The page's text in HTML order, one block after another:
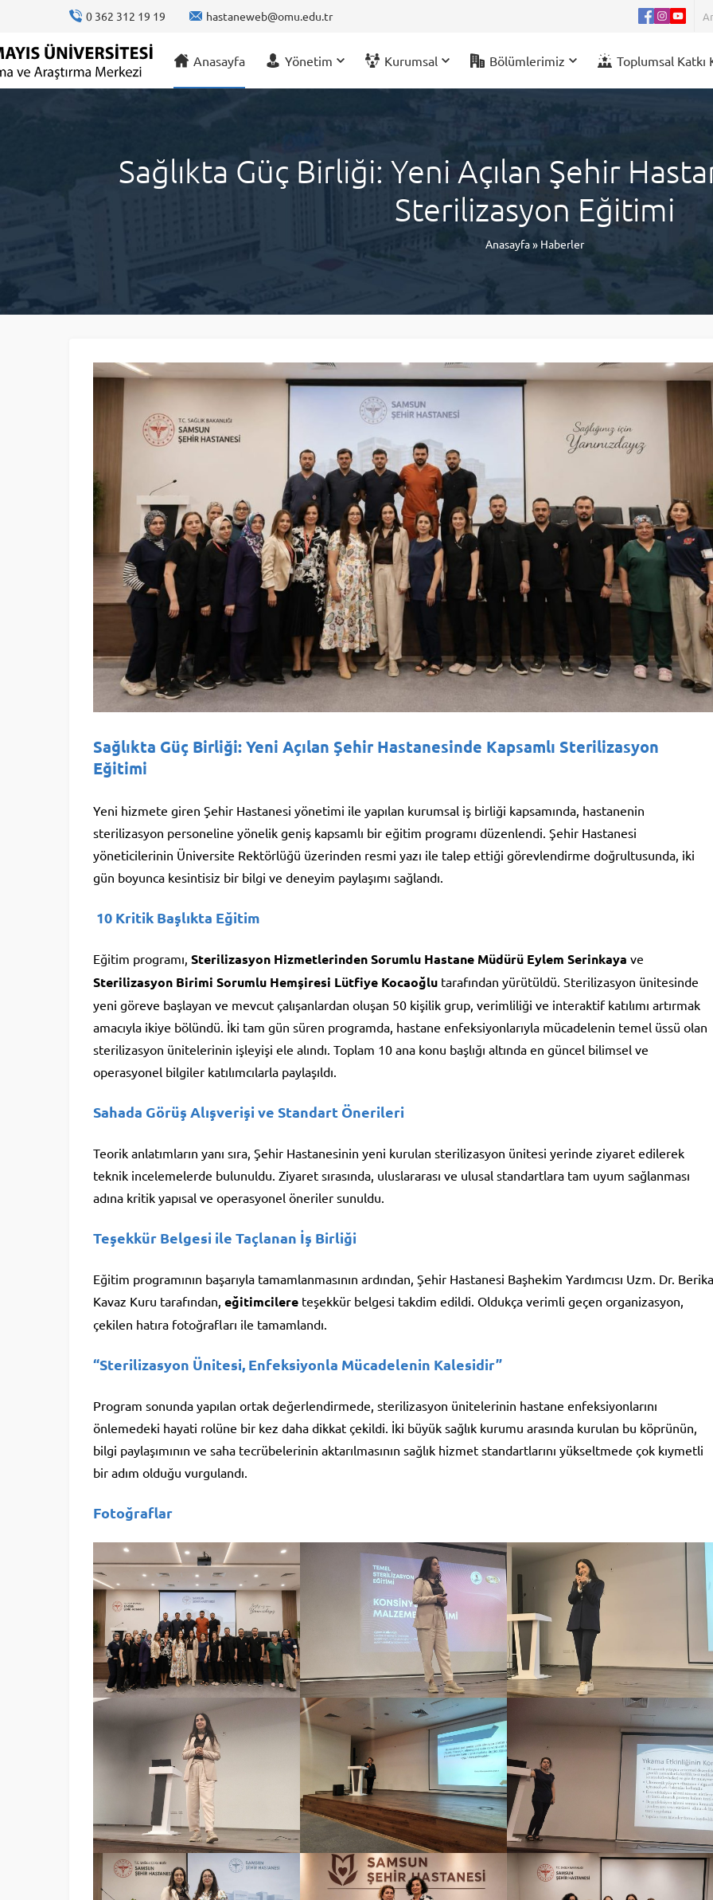
0 362 312 19 19 hastaneweb@omu.edu.tr
Anasayfa Yönetim Kurumsal Bölümlerimiz Toplumsal
Sağlıkta Güç Birliği: Yeni Açılan Şehir
Sterilizasyon Eğitimi
Anasayfa» Haberler
Sağlıkta Güç Birliği: Yeni Açılan Şehir Hastanesinde Kapsamlı Sterilizasyon
Eğitimi
Yeni hizmete giren Şehir Hastanesi yönetimi ile yapılan kurumsal iş birliği kapsamında, hastanenin
sterilizasyon personeline yönelik geniş kapsamlı bir eğitim programı düzenlendi. Şehir Hastanesi
yöneticilerinin Üniversite Rektörlüğü üzerinden resmi yazı ile talep ettiği görevlendirme doğrultusunda, iki
gün boyunca kesintisiz bir bilgi ve deneyim paylaşımı sağlandı.
10 Kritik Başlıkta Eğitim
Eğitim programı, Sterilizasyon Hizmetlerinden Sorumlu Hastane Müdürü Eylem Serinkaya ve
Sterilizasyon Birimi Sorumlu Hemşiresi Lütfiye Kocaoğlu tarafından yürütüldü. Sterilizasyon ünitesinde
yeni göreve başlayan ve mevcut çalışanlardan oluşan 50 kişilik grup, verimliliği ve interaktif katılımı artırmak
amacıyla ikiye bölündü. İki tam gün süren programda, hastane enfeksiyonlarıyla mücadelenin temel üssü olan
sterilizasyon ünitelerinin işleyişi ele alındı. Toplam 10 ana konu başlığı altında en güncel bilimsel ve
operasyonel bilgiler katılımcılarla paylaşıldı.
Sahada Görüş Alışverişi ve Standart Önerileri
Teorik anlatımların yanı sıra, Şehir Hastanesinin yeni kurulan sterilizasyon ünitesi yerinde ziyaret edilerek
teknik incelemelerde bulunuldu. Ziyaret sırasında, uluslararası ve ulusal standartlara tam uyum sağlanması
adına kritik yapısal ve operasyonel öneriler sunuldu.
Teşekkür Belgesi ile Taçlanan İş Birliği
Eğitim programının başarıyla tamamlanmasının ardından, Şehir Hastanesi Başhekim Yardımcısı Uzm. Dr. Berika
Kavaz Kuru tarafından, eğitimcilere teşekkür belgesi takdim edildi. Oldukça verimli geçen organizasyon,
çekilen hatıra fotoğrafları ile tamamlandı.
“Sterilizasyon Ünitesi, Enfeksiyonla Mücadelenin Kalesidir”
Program sonunda yapılan ortak değerlendirmede, sterilizasyon ünitelerinin hastane enfeksiyonlarını
önlemedeki hayati rolüne bir kez daha dikkat çekildi. İki büyük sağlık kurumu arasında kurulan bu köprünün,
bilgi paylaşımının ve saha tecrübelerinin aktarılmasının sağlık hizmet standartlarını yükseltmede çok kıymetli
bir adım olduğu vurgulandı.
Fotoğraflar
Bebek Dostu
Ağustos Emzirme
Kapsamında Söyleşi